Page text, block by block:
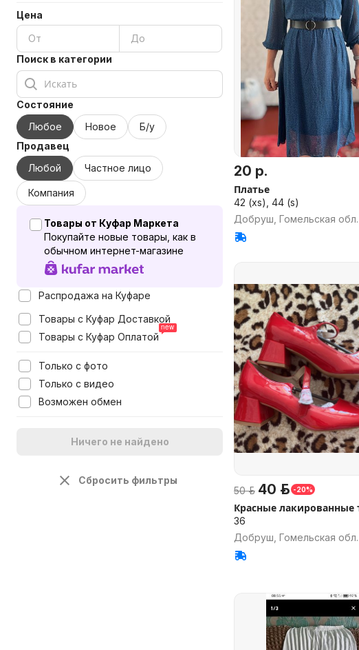
Цена
Поиск в категории
Состояние
Любое
Новое
Б/у
Продавец
Любой
Частное лицо
Компания
Товары от Куфар Маркета
Покупайте новые товары, как в
обычном интернет-магазине
Распродажа на Куфаре
Товары с Куфар Доставкой
Товары с Куфар Оплатой
Только с фото
Только с видео
Возможен обмен
Ничего не найдено
Сбросить фильтры
20 р.
Платье
42 (xs), 44 (s)
Добруш, Гомельская обл.
50 р. 40 р. -20%
Красные лакированные
36
Добруш, Гомельская обл.